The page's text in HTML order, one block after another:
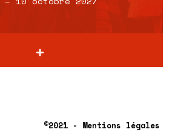
©2021 - Mentions légales